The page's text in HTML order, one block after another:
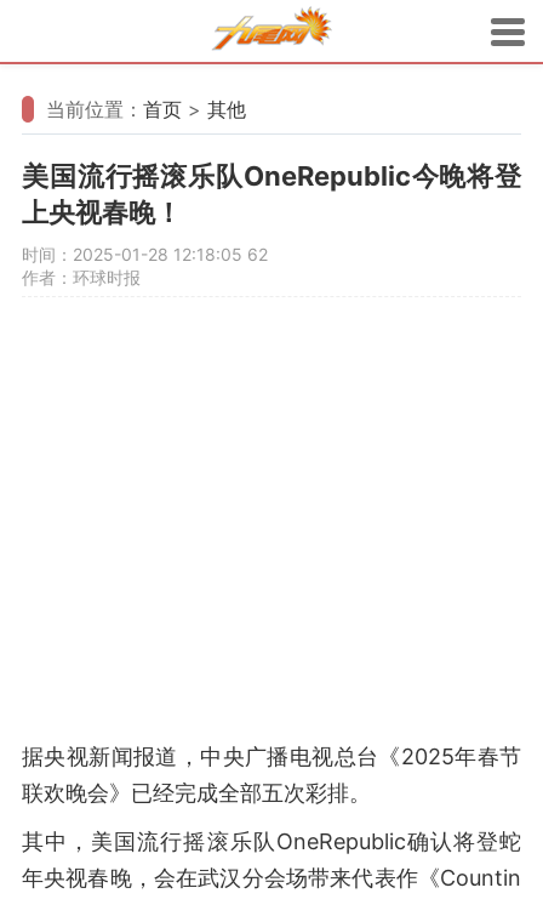
当前位置： 首页 > 其他
美国流行摇滚乐队OneRepublic今晚将登
上央视春晚！
时间：2025-01-28 12:18:05 62
作者：环球时报
据央视新闻报道，中央广播电视总台《2025年春节
联欢晚会》已经完成全部五次彩排。
其中，美国流行摇滚乐队OneRepublic确认将登蛇
年央视春晚，会在武汉分会场带来代表作《Countin